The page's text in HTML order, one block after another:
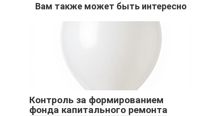
Вам также может быть интересно
Контроль за формированием
фонда капитального ремонта